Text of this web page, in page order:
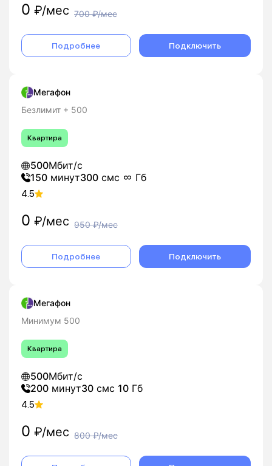
0 ₽/мес 700₽/мес
Подробнее Подключить
Мегафон
Безлимит + 500
Квартира
500Мбит/с
150 минут300 смс Гб
4.5
0 ₽/мес 950₽/мес
Подробнее Подключить
Мегафон
Минимум 500
Квартира
500Мбит/с
200 минут30 смс 10 Гб
4.5
0 ₽/мес 800₽/мес